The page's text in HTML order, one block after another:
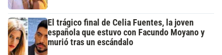
El trágico final de Celia Fuentes, la joven
española que estuvo con Facundo Moyano y
murió tras un escándalo